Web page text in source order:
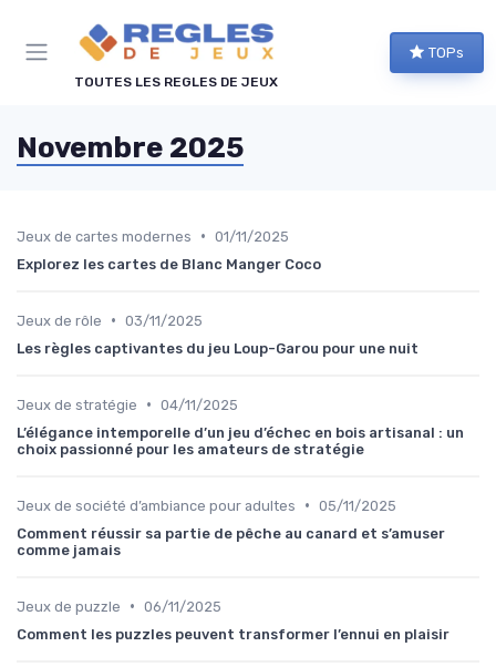
TOUTES LES REGLES DE JEUX
TOPs
Novembre 2025
Jeux de cartes modernes • 01/11/2025
Explorez les cartes de Blanc Manger Coco
Jeux de rôle • 03/11/2025
Les règles captivantes du jeu Loup-Garou pour une nuit
Jeux de stratégie • 04/11/2025
L’élégance intemporelle d’un jeu d’échec en bois artisanal : un
choix passionné pour les amateurs de stratégie
Jeux de société d’ambiance pour adultes • 05/11/2025
Comment réussir sa partie de pêche au canard et s’amuser
comme jamais
Jeux de puzzle • 06/11/2025
Comment les puzzles peuvent transformer l’ennui en plaisir